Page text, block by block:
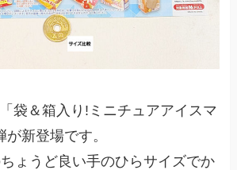
袋＆箱入り!ミニチュアアイスマ
新登場です。
ょうど良い手のひらサイズでか